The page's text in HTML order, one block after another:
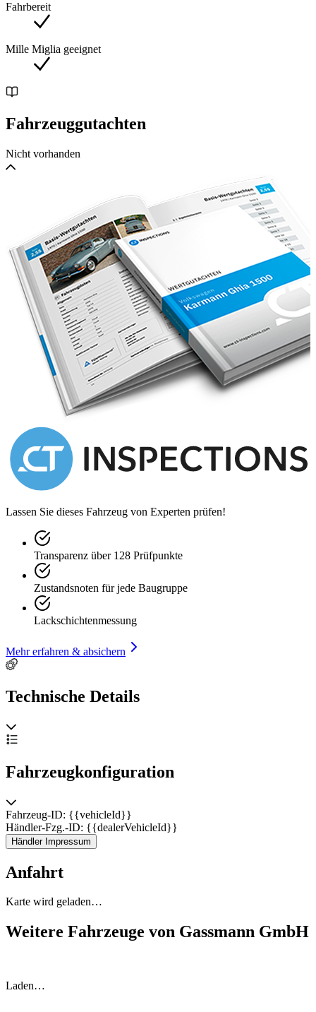
Das hier beschriebene Fahrzeug wurde nach den uns
vorliegenden Fotos und Informationen unter Verwendung
eines Rahmens eines BMW 303 aus dem Jahr 1934
Ausführung / Besonderheiten
Vollsynchronisiertes 4-Gang Getriebe
BMW 501 Duplex-Bremsanlage vorne
Original BMW 328 Bremsanlage hinten
Starke Hinterachse
Originale BMW 328 Felgen
2-teiliges Persenning
Strassenzulassung
Originaler Pappdeckelbrief
Instrumente von Glashütte
Mit Starkstromanschluss für Heizung und Raucher
Fahrzeug wurde von Fachwerkstatt aufgebaut.
(Freudenberger Classic, Hebertsfelden)
ZUBEHÖRANGABEN OHNE GEWÄHR, Änderungen,
Zwischenverkauf und Irrtümer vorbehalten!
Fahrbereit
Mille Miglia geeignet
Fahrzeuggutachten
Nicht vorhanden
Lassen Sie dieses Fahrzeug von Experten prüfen!
Transparenz über 128 Prüfpunkte
Zustandsnoten für jede Baugruppe
Lackschichtenmessung
Mehr erfahren & absichern
Technische Details
Fahrzeugkonfiguration
Fahrzeug-ID: {{vehicleId}}
Händler-Fzg.-ID: {{dealerVehicleId}}
Händler Impressum
Anfahrt
Karte wird geladen…
Weitere Fahrzeuge von Gassmann GmbH
Laden…